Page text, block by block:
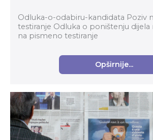
Odluka-o-odabiru-kandidata Poziv
testiranje Odluka o poništenju dijela
na pismeno testiranje
Opširnije...